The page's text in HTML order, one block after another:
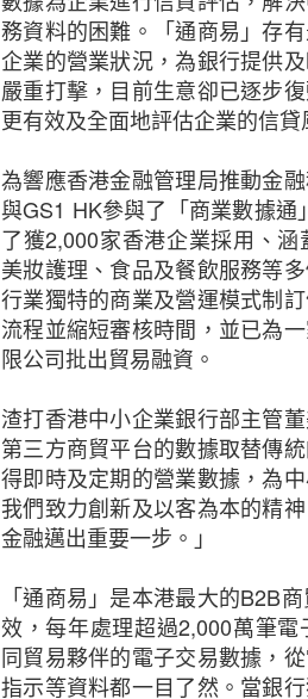
務資料的困難。「通商易」存
企業的營業狀況，為銀行提供
嚴重打擊，目前生意卻已逐步
更有效及全面地評估企業的信貸
為響應香港金融管理局推動金
與GS1 HK參與了「商業數據
了獲2,000家香港企業採用、
美妝護理、食品及餐飲服務等
行業獨特的商業及營運模式制
流程並縮短審核時間，並已為
限公司批出貿易融資。
渣打香港中小企業銀行部主管
第三方商貿平台的數據取替傳
得即時及定期的營業數據，為
我們致力創新及以客為本的精
金融邁出重要一步。」
「通商易」是本港最大的B2B
效，每年處理超過2,000萬筆
同貿易夥伴的電子交易數據，
指示等資料都一目了然。當銀
儘管對前景持樂觀態度，但不
影響其業務表現（38%），該
徵狀是：投資者和消費者信心
能性外，中小企亦擔心在保留
（34%）。
值得注意的是，越來越多中小
2020年的18%逐漸上升至是次
基於上述的憂慮，中小企預計
面的開支，同時繼續全力控制成
中小企正重新考慮增加海外業務
擁有海外業務的本港中小企比例
接近半數（47%）中小企仍計
取新客戶方面的擔憂。雖然中
37% ，較2021年的43%為低。
小企對跨國保險的認識最多。
場，當中72%會考慮購買跨國保
昆士蘭保險北亞地區行政總裁
能出現負面因素，但他們似乎